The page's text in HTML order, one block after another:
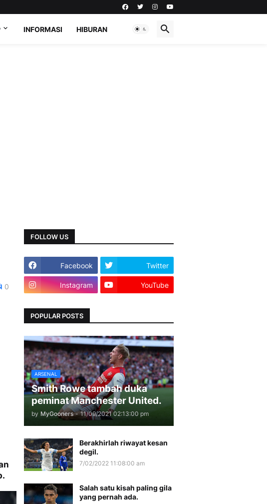
INFORMASI HIBURAN
0
FOLLOW US
Facebook Twitter
Instagram YouTube
POPULAR POSTS
ARSENAL
Smith Rowe tambah duka
peminat Manchester United.
by MyGooners - 11/09/2021 02:13:00 pm
Berakhirlah riwayat kesan
degil.
7/02/2022 11:08:00 am
Salah satu kisah paling gila
yang pernah ada.